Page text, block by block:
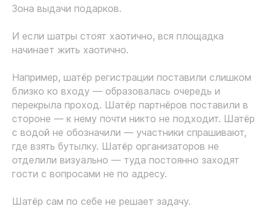
Зона выдачи подарков.
И если шатры стоят хаотично, вся площадка
начинает жить хаотично.
Например, шатёр регистрации поставили слишком
близко ко входу — образовалась очередь и
перекрыла проход. Шатёр партнёров поставили в
стороне — к нему почти никто не подходит. Шатёр
с водой не обозначили — участники спрашивают,
где взять бутылку. Шатёр организаторов не
отделили визуально — туда постоянно заходят
гости с вопросами не по адресу.
Шатёр сам по себе не решает задачу.